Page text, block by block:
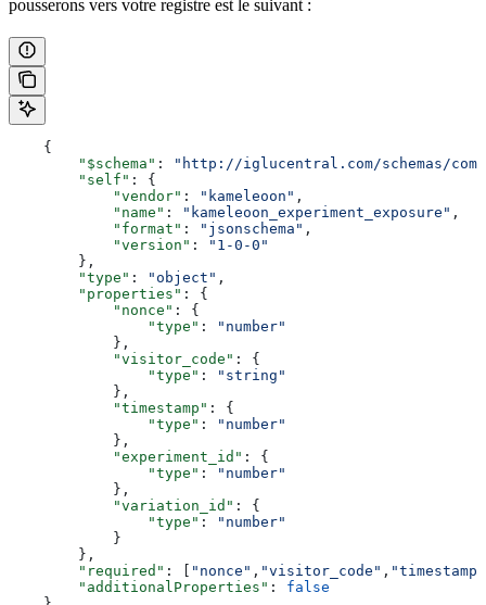
pousserons vers votre registre est le suivant :
    {
        "$schema"
:
"http://iglucentral.com/schemas/
        "self"
: {
            "vendor"
: "kameleoon" ,
            "name"
: "kameleoon_experiment_exposure" ,
            "format"
: "jsonschema" ,
            "version"
:
"1-0-0"
        },
        "type"
: "object" ,
        "properties"
: {
            "nonce"
: {
                "type"
:
"number"
            },
            "visitor_code"
: {
                "type"
:
"string"
            },
            "timestamp"
: {
                "type"
:
"number"
            },
            "experiment_id"
: {
                "type"
:
"number"
            },
            "variation_id"
: {
                "type"
:
"number"
            }
        },
        "required"
: [ "nonce" , "visitor_code" , "timestamp"
        "additionalProperties"
: false